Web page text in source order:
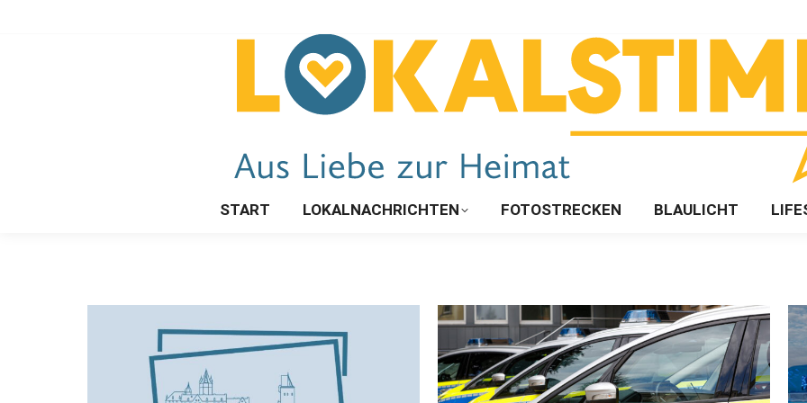
START LOKALNACHRICHTEN FOTOSTRECKEN BLAULICHT